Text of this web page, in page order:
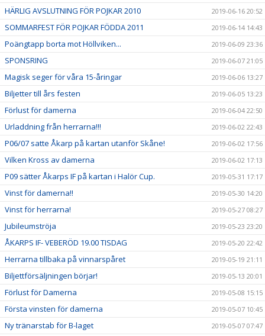
HÄRLIG AVSLUTNING FÖR POJKAR 2010 2019-06-16 20:52
SOMMARFEST FÖR POJKAR FÖDDA 2011 2019-06-14 14:43
Poängtapp borta mot Höllviken... 2019-06-09 23:36
SPONSRING 2019-06-07 21:05
Magisk seger för våra 15-åringar 2019-06-06 13:27
Biljetter till års festen 2019-06-05 13:23
Förlust för damerna 2019-06-04 22:50
Urladdning från herrarna!!! 2019-06-02 22:43
P06/07 satte Åkarp på kartan utanför Skåne! 2019-06-02 17:56
Vilken Kross av damerna 2019-06-02 17:13
P09 sätter Åkarps IF på kartan i Halör Cup. 2019-05-31 17:17
Vinst för damerna!! 2019-05-30 14:20
Vinst för herrarna! 2019-05-27 08:27
Jubileumströja 2019-05-23 23:20
ÅKARPS IF- VEBERÖD 19.00 TISDAG 2019-05-20 22:42
Herrarna tillbaka på vinnarspåret 2019-05-19 21:11
Biljettförsäljningen börjar! 2019-05-13 20:01
Förlust för Damerna 2019-05-08 15:15
Första vinsten för damerna 2019-05-07 10:45
Ny tränarstab för B-laget 2019-05-07 07:47